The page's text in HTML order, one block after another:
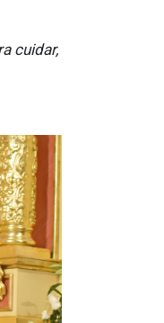
cuidar,